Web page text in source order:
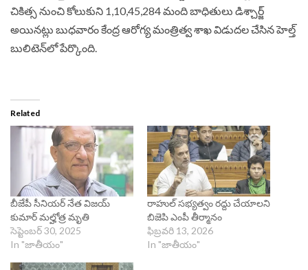
చికిత్స నుంచి కోలుకుని 1,10,45,284 మంది బాధితులు డిశ్చార్జ్
అయినట్లు బుధవారం కేంద్ర ఆరోగ్య మంత్రిత్వ శాఖ విడుదల చేసిన హెల్త్
బులిటెన్‌లో పేర్కొంది.
Related
బీజేపీ సీనియర్‌ నేత విజయ్‌
కుమార్‌ మల్హోత్ర మృతి
సెప్టెంబర్ 30, 2025
In "జాతీయం"
రాహుల్‌ సభ్యత్వం రద్దు చేయాలని
బిజెపి ఎంపీ తీర్మానం
ఫిబ్రవరి 13, 2026
In "జాతీయం"